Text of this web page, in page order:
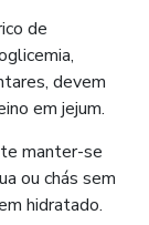
de
devem
em jejum.
manter-se
ou chás sem
hidratado.